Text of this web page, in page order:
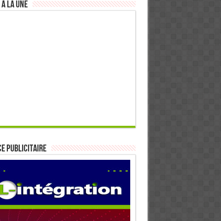
la Une
PUBLICITAIRE